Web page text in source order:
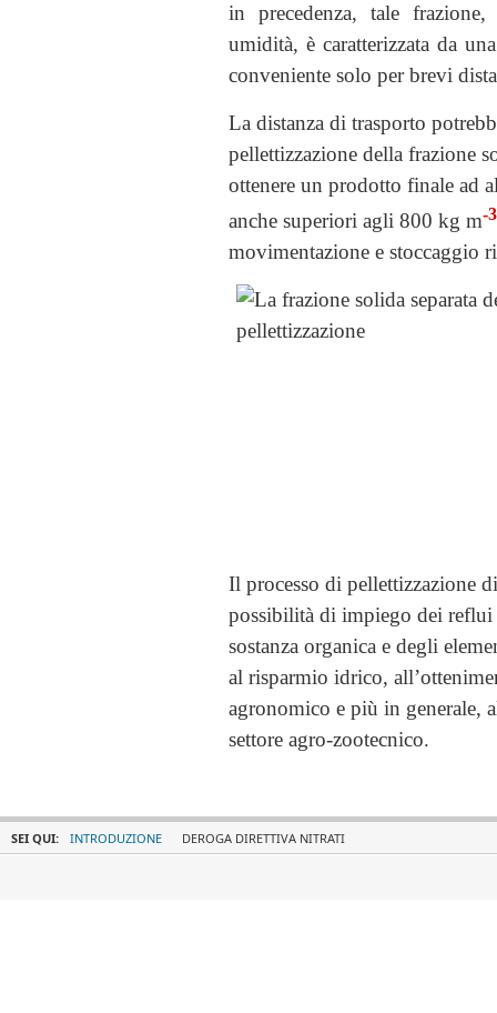
in precedenza, tale
umidità, è caratterizzata da
conveniente solo per brevi
La distanza di trasporto
pellettizzazione della frazione
ottenere un prodotto finale ad
anche superiori agli 800 kg m-3
movimentazione e stoccaggio
Il processo di pellettizzazione
possibilità di impiego dei
sostanza organica e degli
al risparmio idrico,
agronomico e più in generale,
settore agro-zootecnico.
SEI QUI: INTRODUZIONE DEROGA DIRETTIVA NITRATI